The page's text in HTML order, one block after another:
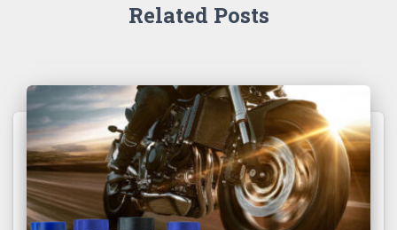
Related Posts